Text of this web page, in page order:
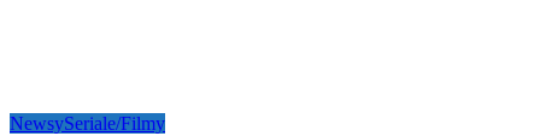
NewsySeriale/Filmy